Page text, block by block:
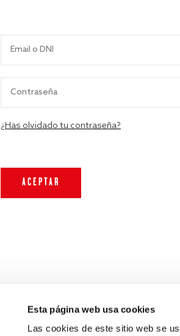
Esta página web usa cookies
Las cookies de este sitio web se
¿Has olvidado tu contraseña?